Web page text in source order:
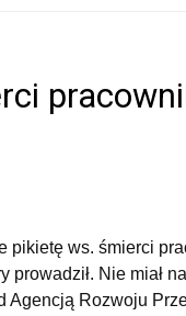
pikietę ws. śmierci
prowadził. Nie miał
Rozwoju